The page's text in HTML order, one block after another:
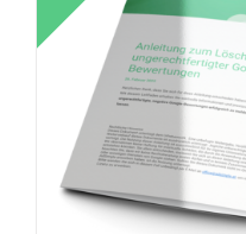
Agentur
Anmelden